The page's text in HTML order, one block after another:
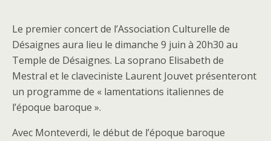
Le premier concert de l’Association Culturelle de
Désaignes aura lieu le dimanche 9 juin à 20h30 au
Temple de Désaignes. La soprano Elisabeth de
Mestral et le claveciniste Laurent Jouvet présenteront
un programme de « lamentations italiennes de
l’époque baroque ».
Avec Monteverdi, le début de l’époque baroque